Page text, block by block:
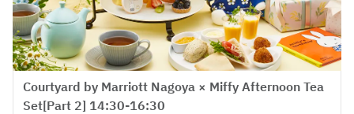
Courtyard by Marriott Nagoya × Miffy Afternoon Tea
Set[Part 2] 14:30-16:30